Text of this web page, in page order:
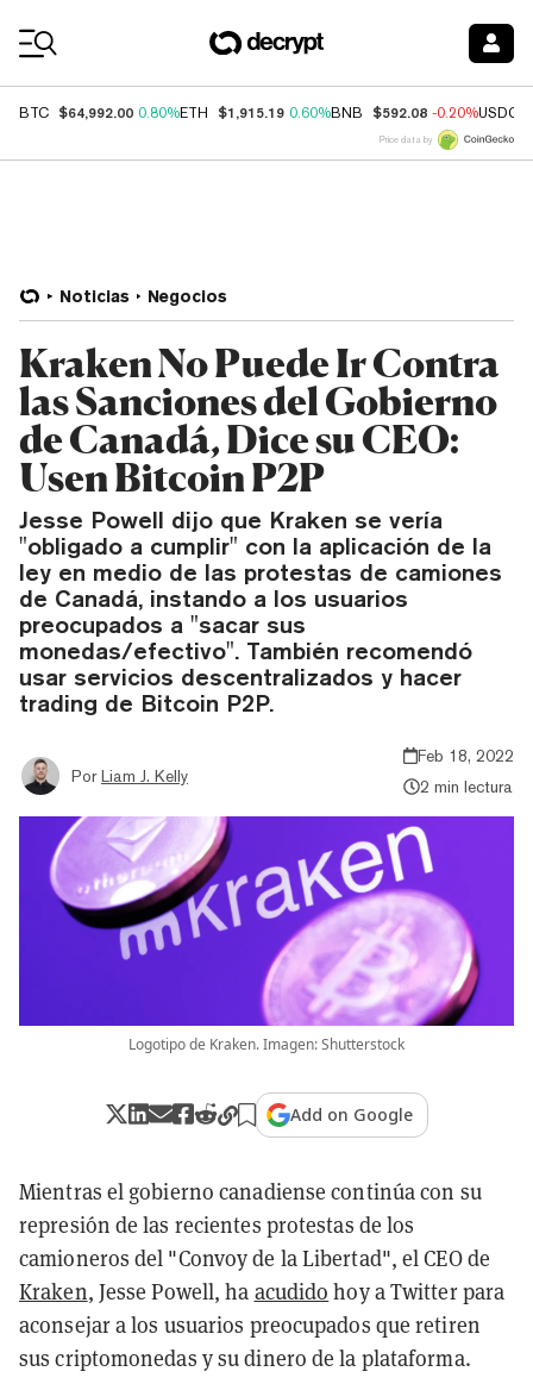
BTC $64,992.00 0.80%ETH $1,915.19 0.60%BNB $592.08 -0.20%USDC
Price data by
Noticias Negocios
Kraken No Puede Ir Contra
las Sanciones del Gobierno
de Canadá, Dice su CEO:
Usen Bitcoin P2P
Jesse Powell dijo que Kraken se vería
"obligado a cumplir" con la aplicación de la
ley en medio de las protestas de camiones
de Canadá, instando a los usuarios
preocupados a "sacar sus
monedas/efectivo". También recomendó
usar servicios descentralizados y hacer
trading de Bitcoin P2P.
Por Liam J. Kelly
Feb 18, 2022
2 min lectura
Logotipo de Kraken. Imagen: Shutterstock
Add on Google
Mientras el gobierno canadiense continúa con su
represión de las recientes protestas de los
camioneros del "Convoy de la Libertad", el CEO de
Kraken, Jesse Powell, ha acudido hoy a Twitter para
aconsejar a los usuarios preocupados que retiren
sus criptomonedas y su dinero de la plataforma.